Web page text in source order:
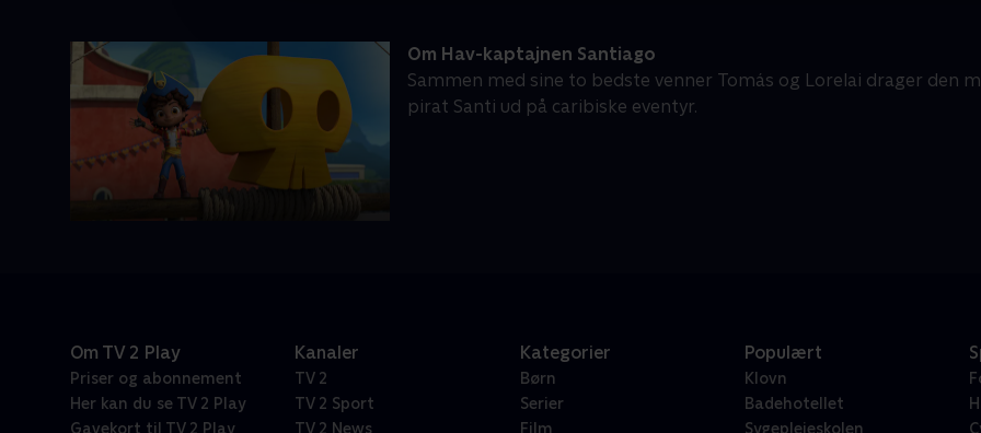
Om Hav-kaptajnen Santiago
Sammen med sine to bedste venner Tomás og Lorelai drager den
pirat Santi ud på caribiske eventyr.
Om TV 2 Play
Priser og abonnement
Her kan du se TV 2 Play
Gavekort til TV 2 Play
Kanaler
TV 2
TV 2 Sport
TV 2 News
Kategorier
Børn
Serier
Film
Populært
Klovn
Badehotellet
Sygeplejeskolen